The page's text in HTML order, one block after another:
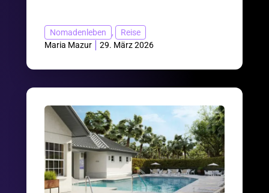
Nomadenleben ,
Reise
Maria Mazur
29. März 2026